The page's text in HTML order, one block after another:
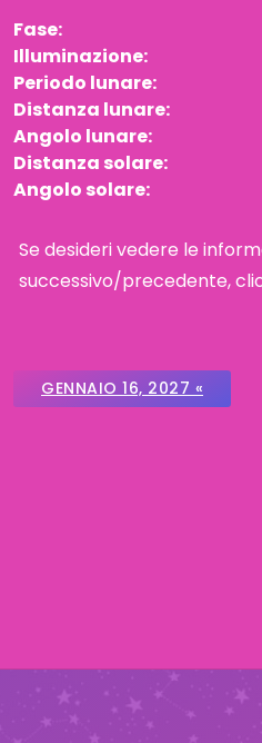
Fase:
Illuminazione:
Periodo lunare:
Distanza lunare:
Angolo lunare:
Distanza solare:
Angolo solare:
Se desideri vedere le
successivo/precedente,
GENNAIO 16, 2027 «